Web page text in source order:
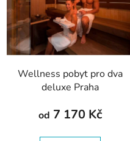
Wellness pobyt pro dva
deluxe Praha
od 7 170 Kč